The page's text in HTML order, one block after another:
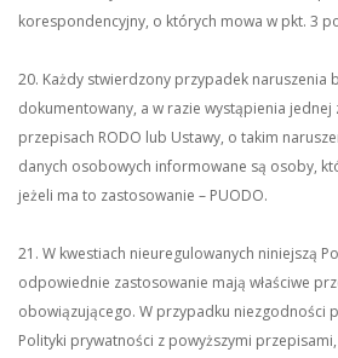
korespondencyjny, o których mowa w pkt. 3
20. Każdy stwierdzony przypadek naruszenia
dokumentowany, a w razie wystąpienia jednej
przepisach RODO lub Ustawy, o takim
danych osobowych informowane są osoby,
jeżeli ma to zastosowanie – PUODO.
21. W kwestiach nieuregulowanych niniejszą
odpowiednie zastosowanie mają właściwe
obowiązującego. W przypadku niezgodności
Polityki prywatności z powyższymi